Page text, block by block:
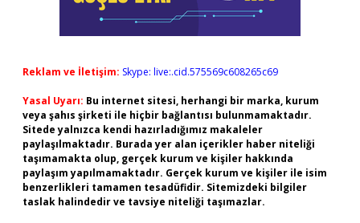
Reklam ve İletişim: Skype: live:.cid.575569c608265c69
Yasal Uyarı: Bu internet sitesi, herhangi bir marka, kurum
veya şahıs şirketi ile hiçbir bağlantısı bulunmamaktadır.
Sitede yalnızca kendi hazırladığımız makaleler
paylaşılmaktadır. Burada yer alan içerikler haber niteliği
taşımamakta olup, gerçek kurum ve kişiler hakkında
paylaşım yapılmamaktadır. Gerçek kurum ve kişiler ile isim
benzerlikleri tamamen tesadüfidir. Sitemizdeki bilgiler
taslak halindedir ve tavsiye niteliği taşımazlar.